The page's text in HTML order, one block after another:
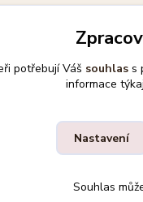
Upravit
potřebují Váš souhlass
informace
Nastavení
Souhlas